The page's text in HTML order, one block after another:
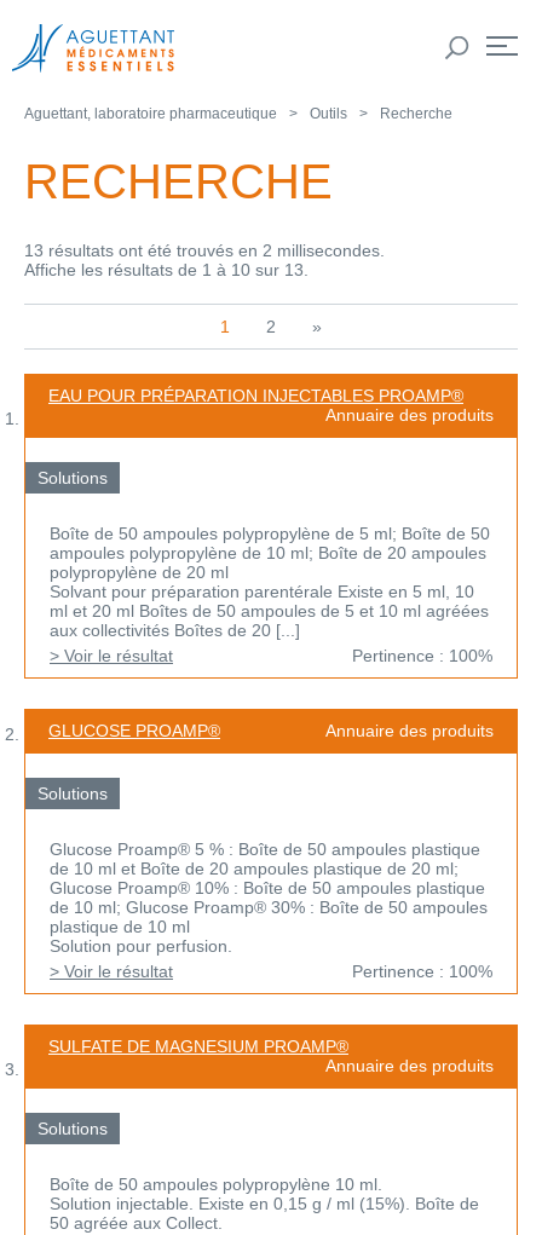
Aguettant, laboratoire pharmaceutique Outils Recherche
RECHERCHE
13 résultats ont été trouvés en 2 millisecondes.
Affiche les résultats de 1 à 10 sur 13.
1 2 »
EAU POUR PRÉPARATION INJECTABLES PROAMP®
Annuaire des produits
Solutions
Boîte de 50 ampoules polypropylène de 5 ml; Boîte de 50
ampoules polypropylène de 10 ml; Boîte de 20 ampoules
polypropylène de 20 ml
Solvant pour préparation parentérale Existe en 5 ml, 10
ml et 20 ml Boîtes de 50 ampoules de 5 et 10 ml agréées
aux collectivités Boîtes de 20 [...]
> Voir le résultat
Pertinence : 100%
GLUCOSE PROAMP® Annuaire des produits
Solutions
Glucose Proamp® 5 % : Boîte de 50 ampoules plastique
de 10 ml et Boîte de 20 ampoules plastique de 20 ml;
Glucose Proamp® 10% : Boîte de 50 ampoules plastique
de 10 ml; Glucose Proamp® 30% : Boîte de 50 ampoules
plastique de 10 ml
Solution pour perfusion.
> Voir le résultat
Pertinence : 100%
SULFATE DE MAGNESIUM PROAMP®
Annuaire des produits
Solutions
Boîte de 50 ampoules polypropylène 10 ml.
Solution injectable. Existe en 0,15 g / ml (15%). Boîte de
50 agréée aux Collect.